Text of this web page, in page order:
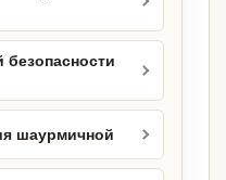
шаурмичной